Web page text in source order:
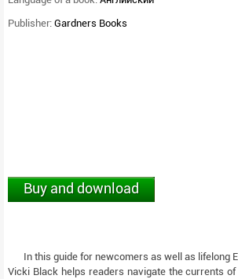
Publisher: Gardners Books
Buy and download
In this guide for newcomers as well as lifelong
Vicki Black helps readers navigate the currents